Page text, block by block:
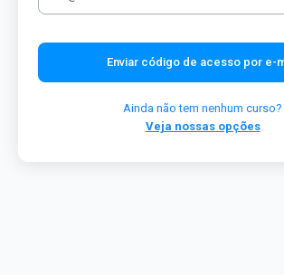
Enviar código de acesso por e-
Ainda não tem nenhum curso?
Veja nossas opções